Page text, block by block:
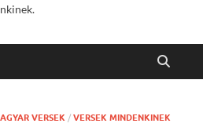
VERSEK / VERSEK MINDENKINEK